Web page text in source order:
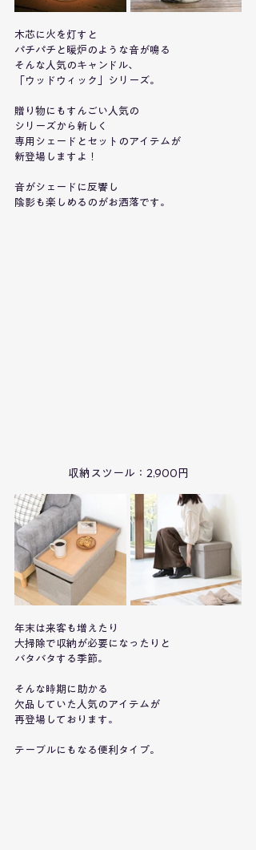
木芯に火を灯すと
パチパチと暖炉のような音が鳴る
そんな人気のキャンドル、
「ウッドウィック」シリーズ。
贈り物にもすんごい人気の
シリーズから新しく
専用シェードとセットのアイテムが
新登場しますよ！
音がシェードに反響し
陰影も楽しめるのがお洒落です。
収納スツール：2,900円
年末は来客も増えたり
大掃除で収納が必要になったりと
バタバタする季節。
そんな時期に助かる
欠品していた人気のアイテムが
再登場しております。
テーブルにもなる便利タイプ。